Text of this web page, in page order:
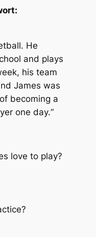
He
and plays
his team
James was
becoming a
one day.“
love to play?